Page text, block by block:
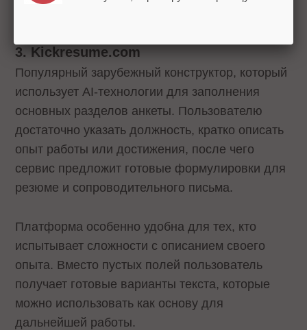
3. Kickresume.com
Популярный зарубежный конструктор, который
использует AI-технологии для заполнения
основных разделов анкеты. Пользователю
достаточно указать должность, кратко описать
опыт работы или достижения, после чего
сервис предложит готовые формулировки для
резюме и сопроводительного письма.
Платформа особенно удобна для тех, кто
испытывает сложности с описанием своего
опыта. Вместо пустых полей пользователь
получает готовые варианты текста, которые
можно использовать как основу для
дальнейшей работы.